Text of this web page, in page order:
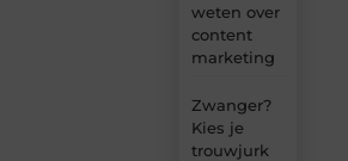
weten over
content
marketing
Zwanger?
Kies je
trouwjurk